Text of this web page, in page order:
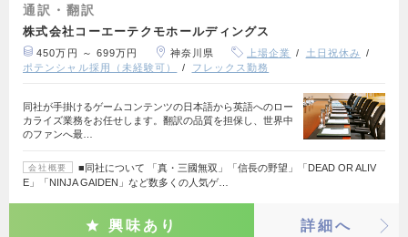
通訳・翻訳
株式会社コーエーテクモホールディングス
450万円 ～ 699万円 神奈川県 上場企業
土日祝休み
ポテンシャル採用（未経験可）
フレックス勤務
同社が手掛けるゲームコンテンツの日本語から英語へのロー
カライズ業務をお任せします。翻訳の品質を担保し、世界中
のファンへ最…
会社概要
■同社について 「真・三國無双」「信長の野望」「DEAD OR ALIV
E」「NINJA GAIDEN」など数多くの人気ゲ…
興味あり 詳細へ